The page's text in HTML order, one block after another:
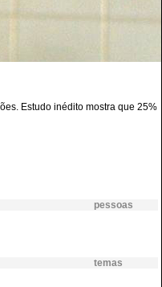
Estudo inédito mostra que 25%
pessoas
temas